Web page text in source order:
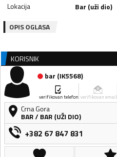
Lokacija
Bar (uži dio)
OPIS OGLASA
KORISNIK
bar (IK5568)
verifikovan telefon verifikovan email
Crna Gora
BAR/ BAR (UŽI DIO)
+382 67 847 831